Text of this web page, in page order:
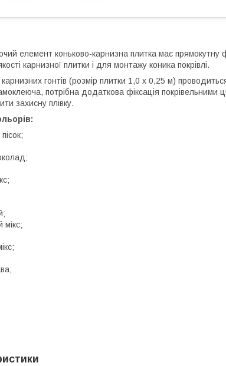
елемент коньково-карнизна плитка має прямокутну
карнизної плитки і для монтажу коника покрівлі.
гонтів (розмір плитки 1,0 х 0,25 м)
потрібна додаткова фіксація
захисну плівку.
мікс;